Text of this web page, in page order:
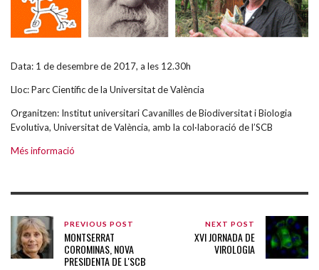
Data: 1 de desembre de 2017, a les 12.30h
Lloc: Parc Científic de la Universitat de València
Organitzen: Institut universitari Cavanilles de Biodiversitat i Biologia
Evolutiva, Universitat de València, amb la col·laboració de l’SCB
Més informació
PREVIOUS POST
MONTSERRAT
COROMINAS, NOVA
PRESIDENTA DE L'SCB
NEXT POST
XVI JORNADA DE
VIROLOGIA